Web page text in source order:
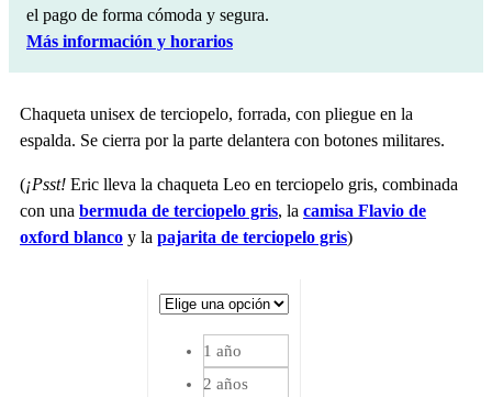
el pago de forma cómoda y segura.
Más información y horarios
Chaqueta unisex de terciopelo, forrada, con pliegue en la
espalda. Se cierra por la parte delantera con botones militares.
(¡Psst! Eric lleva la chaqueta Leo en terciopelo gris, combinada
con una bermuda de terciopelo gris, la camisa Flavio de
oxford blanco y la pajarita de terciopelo gris)
1 año
2 años